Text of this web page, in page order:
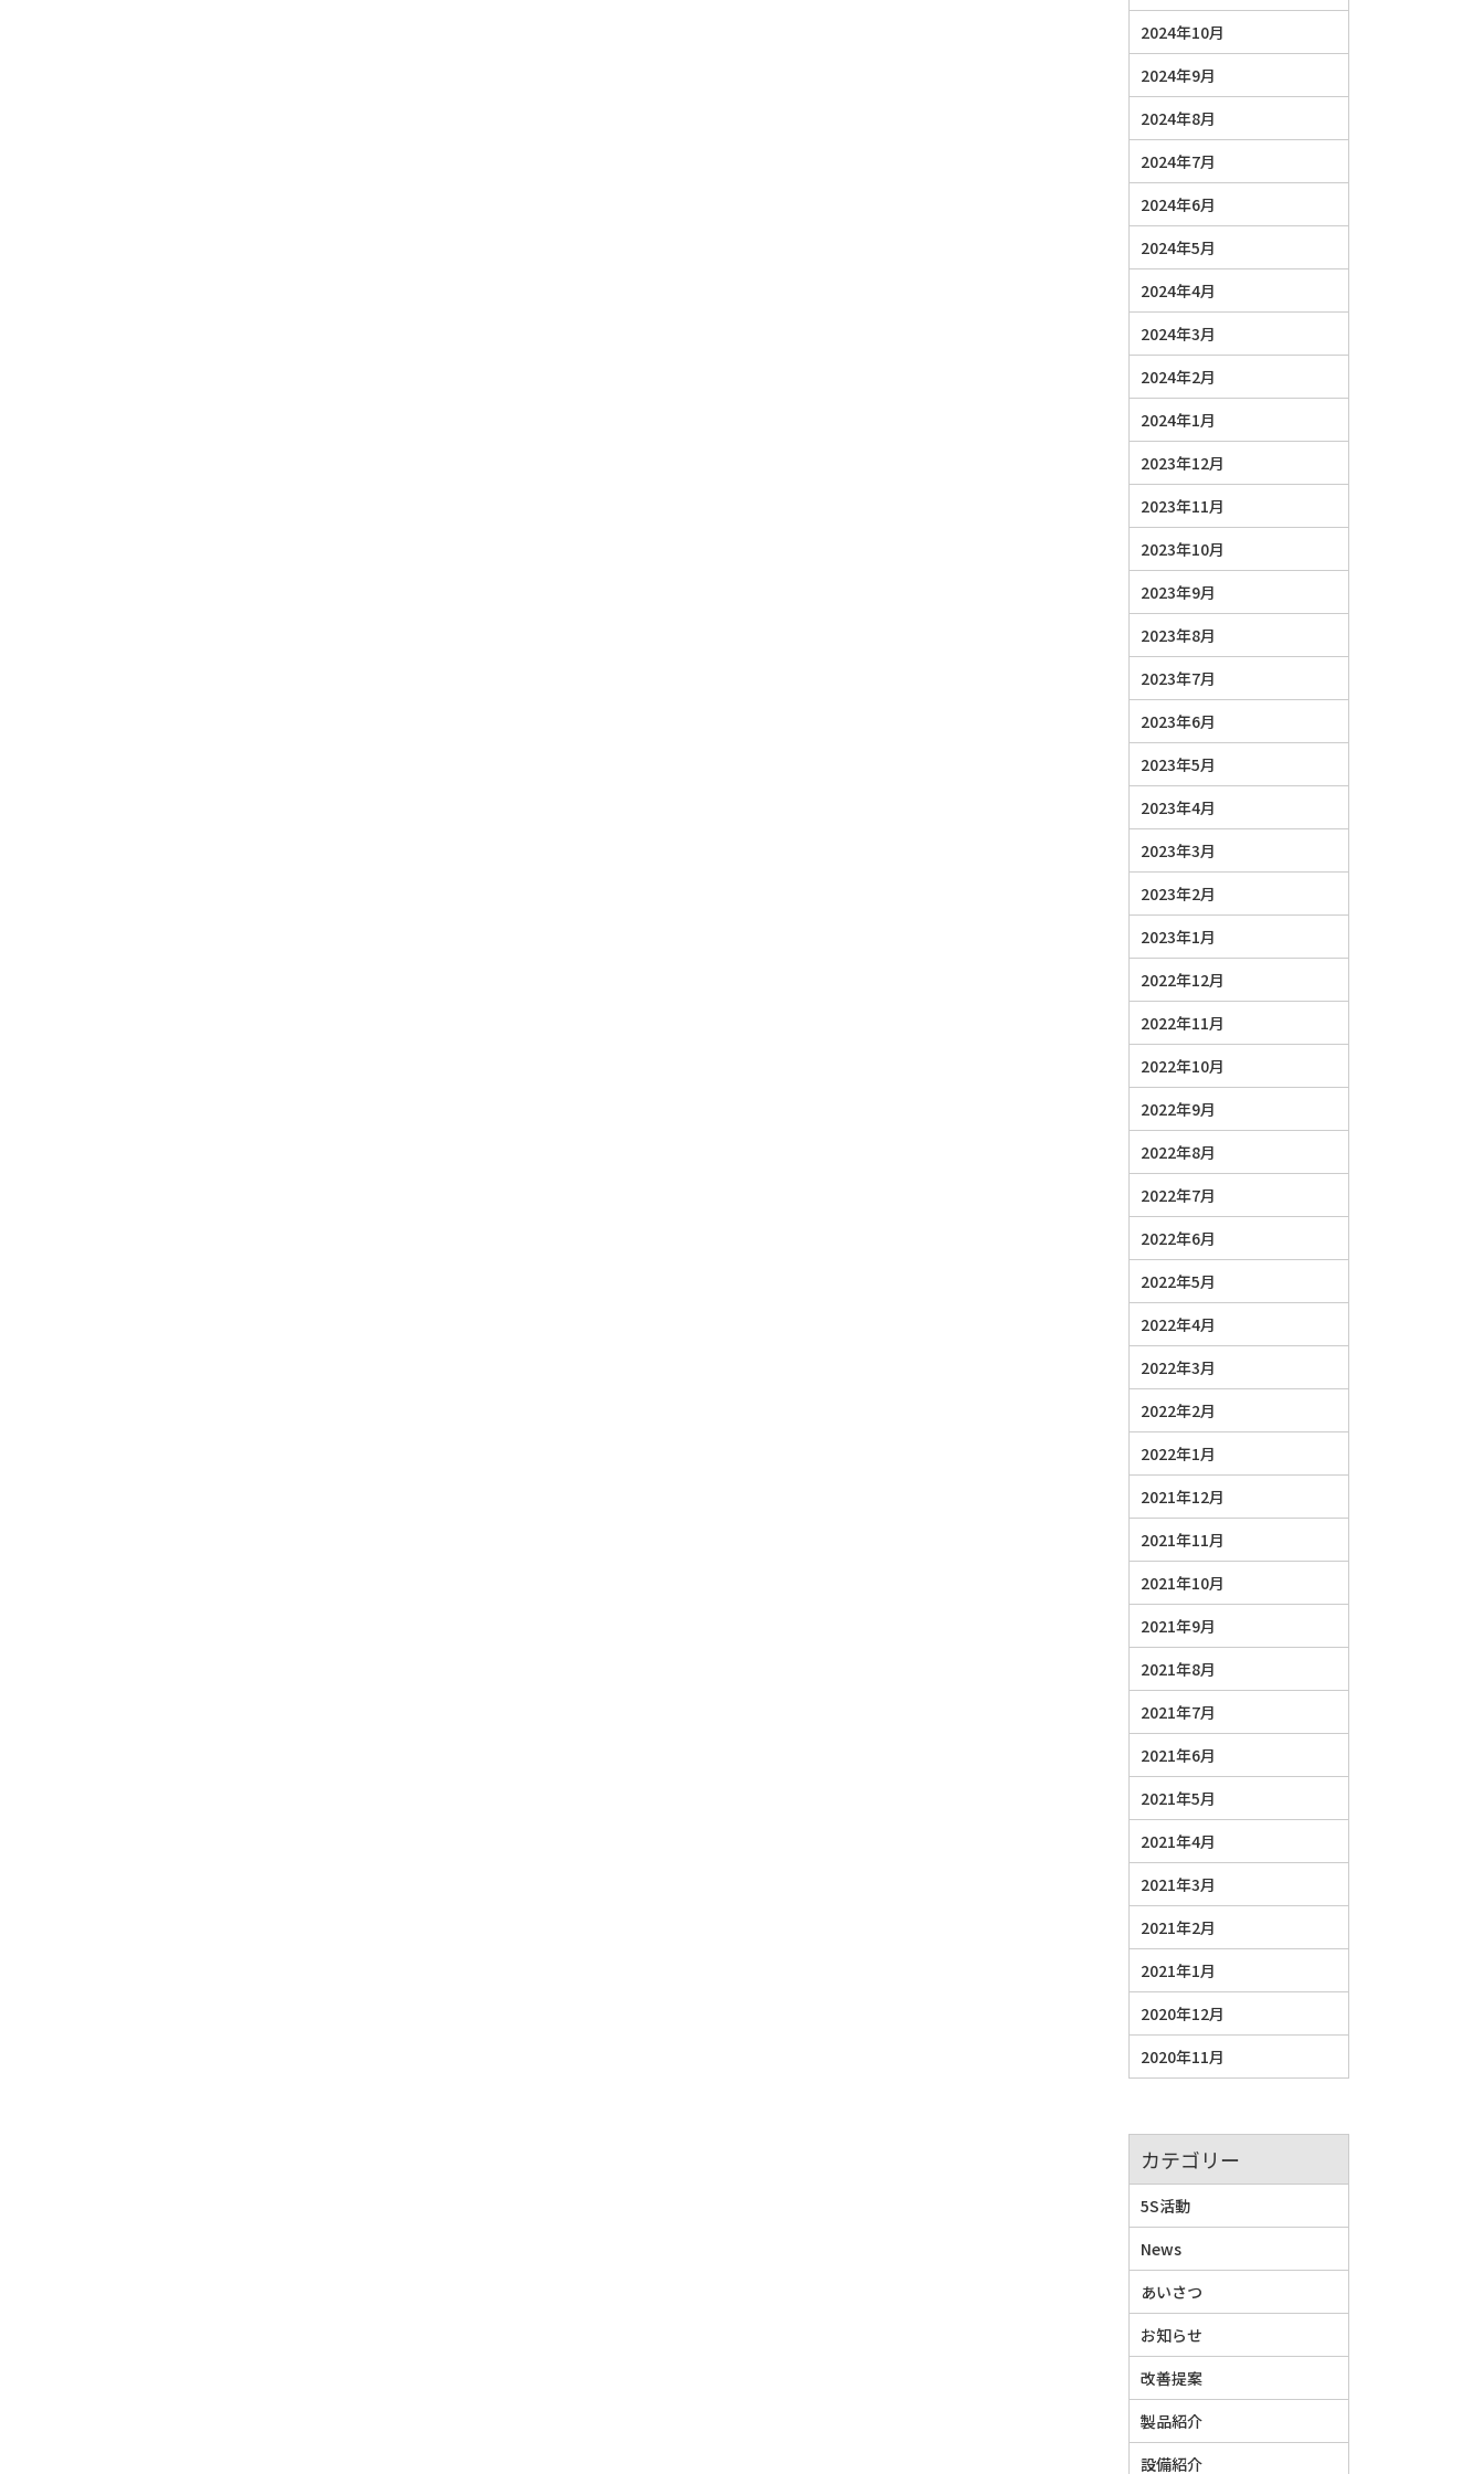
2024年10月
2024年9月
2024年8月
2024年7月
2024年6月
2024年5月
2024年4月
2024年3月
2024年2月
2024年1月
2023年12月
2023年11月
2023年10月
2023年9月
2023年8月
2023年7月
2023年6月
2023年5月
2023年4月
2023年3月
2023年2月
2023年1月
2022年12月
2022年11月
2022年10月
2022年9月
2022年8月
2022年7月
2022年6月
2022年5月
2022年4月
2022年3月
2022年2月
2022年1月
2021年12月
2021年11月
2021年10月
2021年9月
2021年8月
2021年7月
2021年6月
2021年5月
2021年4月
2021年3月
2021年2月
2021年1月
2020年12月
2020年11月
カテゴリー
5S活動
News
あいさつ
お知らせ
改善提案
製品紹介
設備紹介